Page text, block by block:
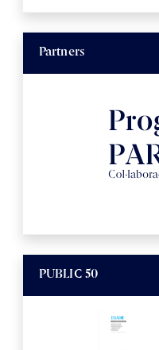
Partners
PUBLIC 50